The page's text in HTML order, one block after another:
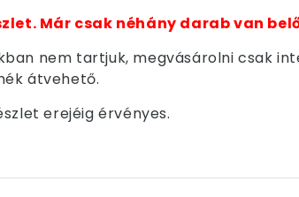
Már csak néhány darab van
nem tartjuk, megvásárolni csak
átvehető.
erejéig érvényes.